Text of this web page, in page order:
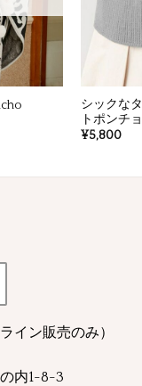
シックな
トポンチョ
¥5,800
イン販売のみ）
内1-8-3